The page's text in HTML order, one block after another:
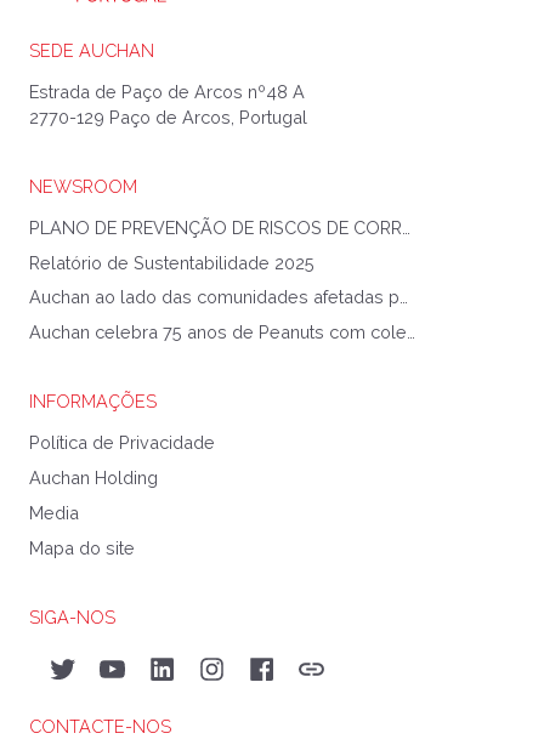
SEDE AUCHAN
Estrada de Paço de Arcos nº48 A
2770-129 Paço de Arcos, Portugal
NEWSROOM
Relatório de Sustentabilidade 2025
INFORMAÇÕES
Política de Privacidade
Auchan Holding
Media
Mapa do site
SIGA-NOS
TwitterYouTubeLinkedInInstagramFacebookAuchan&eu
CONTACTE-NOS